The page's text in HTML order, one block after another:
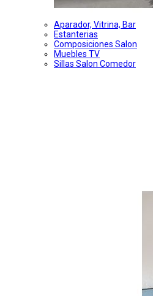
Aparador, Vitrina, Bar
Estanterias
Composiciones Salon
Muebles TV
Sillas Salon Comedor